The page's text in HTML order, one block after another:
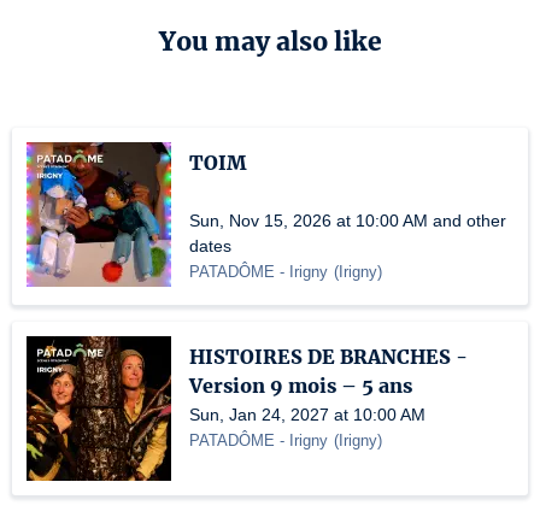
You may also like
TOIM
Sun, Nov 15, 2026 at 10:00 AM and other
dates
PATADÔME - Irigny ( Irigny)
HISTOIRES DE BRANCHES -
Version 9 mois – 5 ans
Sun, Jan 24, 2027 at 10:00 AM
PATADÔME - Irigny ( Irigny)